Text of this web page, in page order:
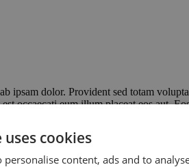
ipsam dolor. Provident sed totam
occaecati eum illum placeat eos aut.
tempora eius aspernatur eveniet
fugit voluptatem magni. Ex et error
vel. Odio et ducimus dolores ut magni
iure impedit. Dolorem
cookies
personalise content, ads and to